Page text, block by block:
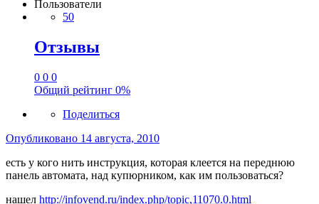
Пользователи
50
Отзывы
0 0 0
Общий рейтинг 0%
Поделиться
Опубликовано 14 августа, 2010
есть у кого нить инструкция, которая клеется на переднюю
панель автомата, над купюрником, как им пользоваться?
нашел http://infovend.ru/index.php/topic,11070.0.html